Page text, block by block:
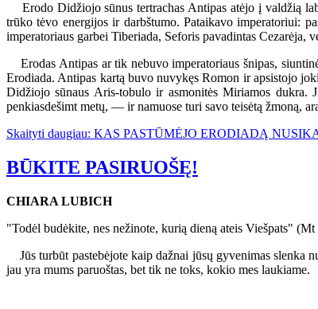
Erodo Didžiojo sūnus tertrachas Antipas atėjo į valdžią
trūko tėvo energijos ir darbštumo. Pataikavo imperatoriui:
imperatoriaus garbei Tiberiada, Seforis pavadintas Cezarėja,
Erodas Antipas ar tik nebuvo imperatoriaus šnipas,
Erodiada. Antipas kartą buvo nuvykęs Romon ir apsistojo
Didžiojo sūnaus Aris-tobulo ir asmonitės Miriamos dukra.
penkiasdešimt metų, — ir namuose turi savo teisėtą žmoną,
Skaityti daugiau: KAS PASTŪMĖJO ERODIADĄ
BŪKITE PASIRUOŠĘ!
CHIARA LUBICH
"Todėl budėkite, nes nežinote, kurią dieną ateis Viešpats" (Mt
Jūs turbūt pastebėjote kaip dažnai jūsų gyvenimas slenka
jau yra mums paruoštas, bet tik ne toks, kokio mes laukiame.